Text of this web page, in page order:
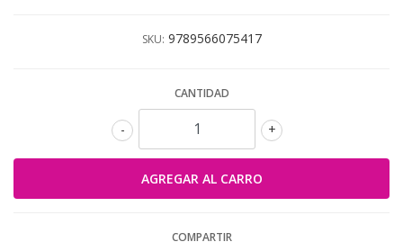
SKU: 9789566075417
CANTIDAD
+
-
COMPARTIR